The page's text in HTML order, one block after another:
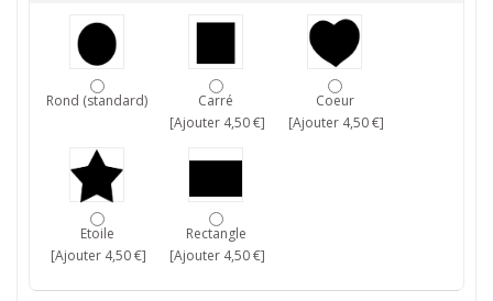
Rond (standard)
Carré
[Ajouter 4,50 €]
Coeur
[Ajouter 4,50 €]
Etoile
[Ajouter 4,50 €]
Rectangle
[Ajouter 4,50 €]